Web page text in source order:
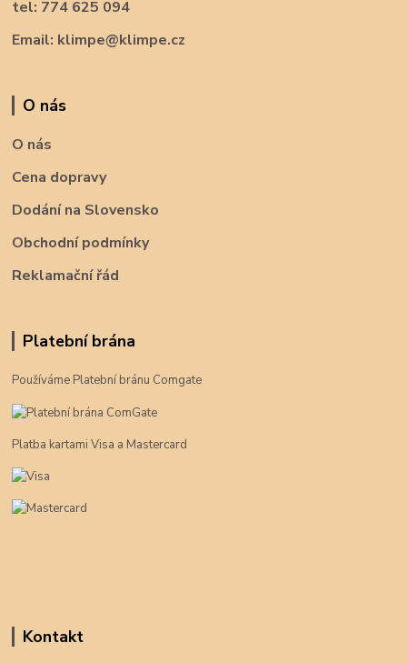
tel: 774 625 094
Email: klimpe@klimpe.cz
O nás
O nás
Cena dopravy
Dodání na Slovensko
Obchodní podmínky
Reklamační řád
Platební brána
Používáme Platební bránu Comgate
Platba kartami Visa a Mastercard
Kontakt